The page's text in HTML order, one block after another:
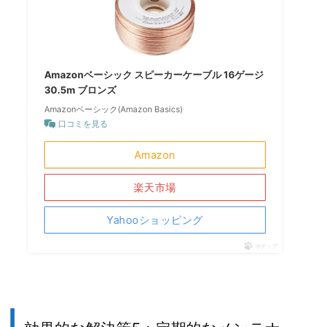
Amazonベーシック スピーカーケーブル 16ゲージ
30.5m ブロンズ
Amazonベーシック(Amazon Basics)
口コミを見る
Amazon
楽天市場
Yahooショッピング
ポチップ